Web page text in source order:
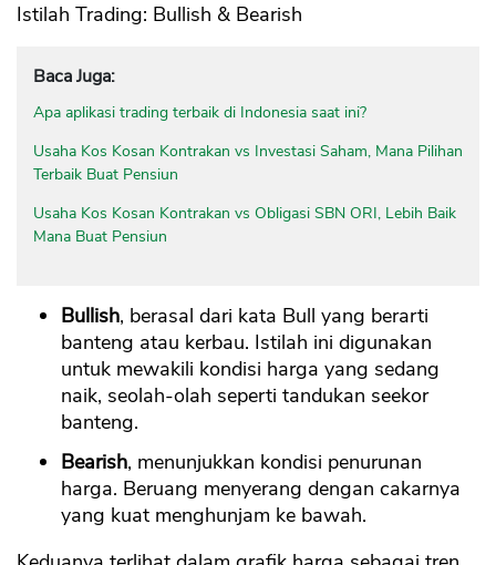
Istilah Trading: Bullish & Bearish
Baca Juga:
Apa aplikasi trading terbaik di Indonesia saat ini?
Usaha Kos Kosan Kontrakan vs Investasi Saham, Mana Pilihan
Terbaik Buat Pensiun
Usaha Kos Kosan Kontrakan vs Obligasi SBN ORI, Lebih Baik
Mana Buat Pensiun
Bullish, berasal dari kata Bull yang berarti
banteng atau kerbau. Istilah ini digunakan
untuk mewakili kondisi harga yang sedang
naik, seolah-olah seperti tandukan seekor
banteng.
Bearish, menunjukkan kondisi penurunan
harga. Beruang menyerang dengan cakarnya
yang kuat menghunjam ke bawah.